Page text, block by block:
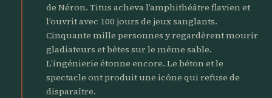
de Néron. Titus acheva l’amphithéâtre flavien et
l’ouvrit avec 100 jours de jeux sanglants.
Cinquante mille personnes y regardèrent mourir
gladiateurs et bêtes sur le même sable.
L’ingénierie étonne encore. Le béton et le
spectacle ont produit une icône qui refuse de
disparaître.